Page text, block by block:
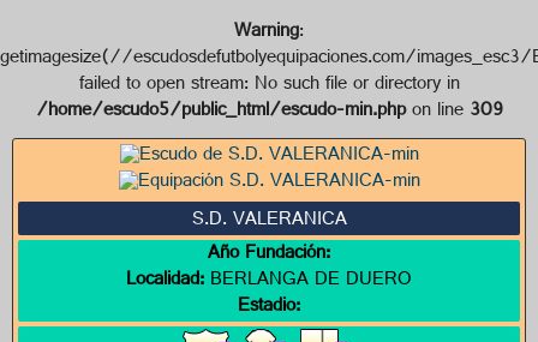
Warning:
getimagesize(//escudosdefutbolyequipaciones.com/
failed to open stream: No such file or directory in
/home/escudo5/public_html/escudo-min.phpon line309
S.D. VALERANICA
Año Fundación:
Localidad:BERLANGA DE DUERO
Estadio: